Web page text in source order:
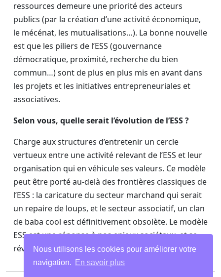
ressources demeure une priorité des acteurs
publics (par la création d’une activité économique,
le mécénat, les mutualisations…). La bonne nouvelle
est que les piliers de l’ESS (gouvernance
démocratique, proximité, recherche du bien
commun…) sont de plus en plus mis en avant dans
les projets et les initiatives entrepreneuriales et
associatives.
Selon vous, quelle serait l’évolution de l’ESS ?
Charge aux structures d’entretenir un cercle
vertueux entre une activité relevant de l’ESS et leur
organisation qui en véhicule ses valeurs. Ce modèle
peut être porté au-delà des frontières classiques de
l’ESS : la caricature du secteur marchand qui serait
un repaire de loups, et le secteur associatif, un clan
de baba cool est définitivement obsolète. Le modèle
ESS est une réponse à nos enjeux sociétaux, et se
révèle désormais avant-gardiste !
Nous utilisons les cookies pour améliorer votre
navigation.
En savoir plus